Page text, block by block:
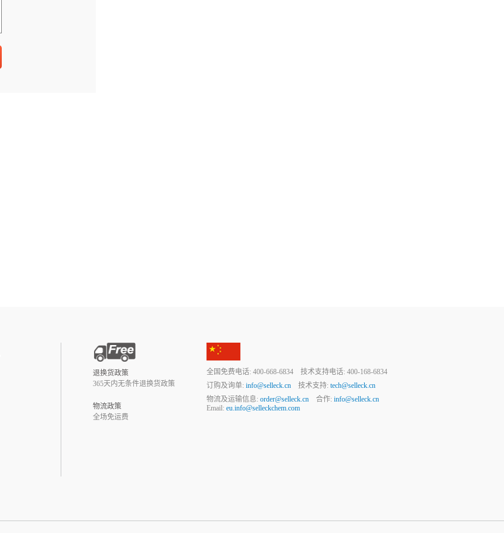
退换货政策
365天内无条件退换货政策
物流政策
全场免运费
全国免费电话: 400-668-6834 技术支持电话: 400-168-6834
订购及询单: info@selleck.cn 技术支持: tech@selleck.cn
物流及运输信息: order@selleck.cn 合作: info@selleck.cn
Email: eu.info@selleckchem.com